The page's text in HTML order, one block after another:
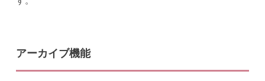
アーカイブ機能